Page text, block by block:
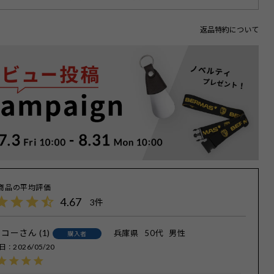
返品特約について
4.67 3
ー 1 購入者 兵庫県 50代 男性
2026/05/20